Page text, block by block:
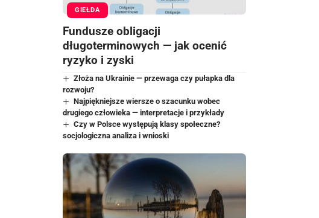
GIEŁDA
Fundusze obligacji
długoterminowych — jak ocenić
ryzyko i zyski
Złoża na Ukrainie — przewaga czy pułapka dla
rozwoju?
Najpiękniejsze wiersze o szacunku wobec
drugiego człowieka — interpretacje i przykłady
Czy w Polsce występują klasy społeczne?
socjologiczna analiza i wnioski